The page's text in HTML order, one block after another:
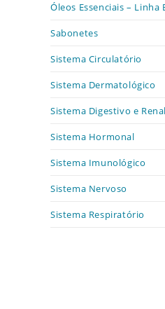
Óleos Essenciais – Linha
Sabonetes
Sistema Circulatório
Sistema Dermatológico
Sistema Digestivo e Renal
Sistema Hormonal
Sistema Imunológico
Sistema Nervoso
Sistema Respiratório